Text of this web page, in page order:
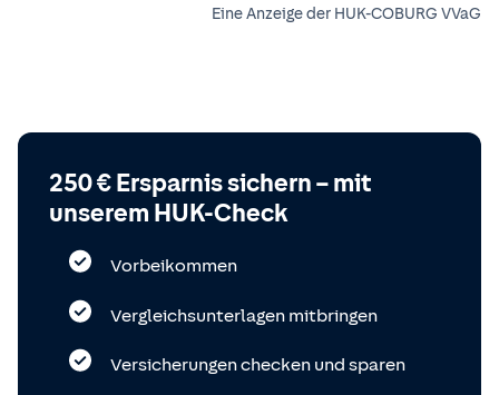
Eine Anzeige der HUK-COBURG VVaG
250 € Ersparnis sichern – mit
unserem HUK-Check
Vorbeikommen
Vergleichsunterlagen mitbringen
Versicherungen checken und sparen